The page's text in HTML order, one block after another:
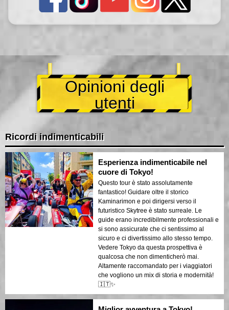
Opinioni degli
utenti
Ricordi indimenticabili
Esperienza indimenticabile nel
cuore di Tokyo!
Questo tour è stato assolutamente
fantastico! Guidare oltre il storico
Kaminarimon e poi dirigersi verso il
futuristico Skytree è stato surreale. Le
guide erano incredibilmente professionali e
si sono assicurate che ci sentissimo al
sicuro e ci divertissimo allo stesso tempo.
Vedere Tokyo da questa prospettiva è
qualcosa che non dimenticherò mai.
Altamente raccomandato per i viaggiatori
che vogliono un mix di storia e modernità!
🇮🇹✨